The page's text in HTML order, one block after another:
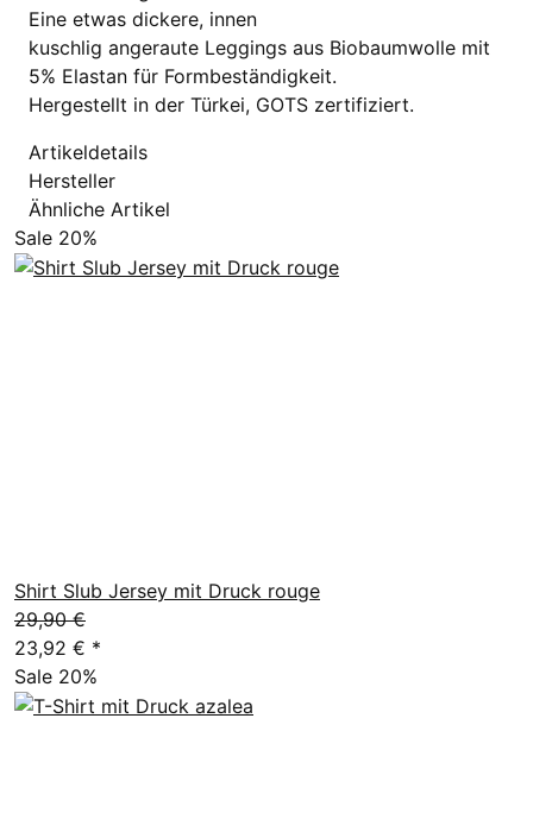
Eine etwas dickere, innen
kuschlig angeraute Leggings aus Biobaumwolle mit
5% Elastan für Formbeständigkeit.
Hergestellt in der Türkei, GOTS zertifiziert.
Artikeldetails
Hersteller
Ähnliche Artikel
Sale 20%
Shirt Slub Jersey mit Druck rouge
29,90 €
23,92 € *
Sale 20%